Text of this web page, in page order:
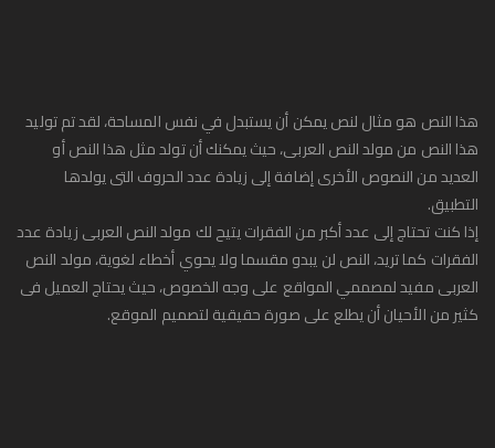
هذا النص هو مثال لنص يمكن أن يستبدل في نفس المساحة، لقد تم توليد
هذا النص من مولد النص العربى، حيث يمكنك أن تولد مثل هذا النص أو
العديد من النصوص الأخرى إضافة إلى زيادة عدد الحروف التى يولدها
التطبيق.
إذا كنت تحتاج إلى عدد أكبر من الفقرات يتيح لك مولد النص العربى زيادة عدد
الفقرات كما تريد، النص لن يبدو مقسما ولا يحوي أخطاء لغوية، مولد النص
العربى مفيد لمصممي المواقع على وجه الخصوص، حيث يحتاج العميل فى
كثير من الأحيان أن يطلع على صورة حقيقية لتصميم الموقع.